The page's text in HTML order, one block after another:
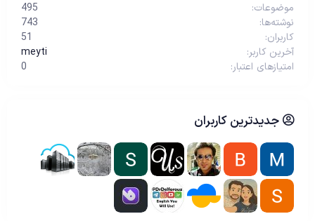
موضوعات
495
نوشته‌ها
743
کاربران
51
آخرین کاربر
meyti
امتیازهای اعتبار
0
جدیدترین کاربران